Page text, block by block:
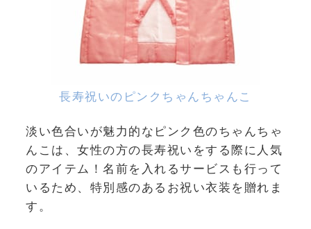
長寿祝いのピンクちゃんちゃんこ
淡い色合いが魅力的なピンク色のちゃんちゃ
んこは、女性の方の長寿祝いをする際に人気
のアイテム！名前を入れるサービスも行って
いるため、特別感のあるお祝い衣装を贈れま
す。